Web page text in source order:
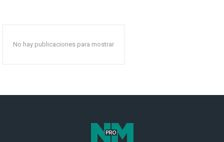
No hay publicaciones para mostrar